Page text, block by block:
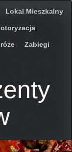
Lokal Mieszkalny
Zabiegi